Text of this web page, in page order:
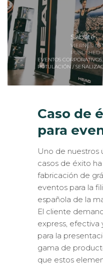
Sabaté
VIERNES, 05
PUBLISHED
EVENTOS CORPORATIVOS,
ROTULACIÓN /
Caso de
para
Uno de nuestros
casos de éxito ha
fabricación de
eventos para la
española de la
El cliente
express, efectiva
para la
gama de
que estos